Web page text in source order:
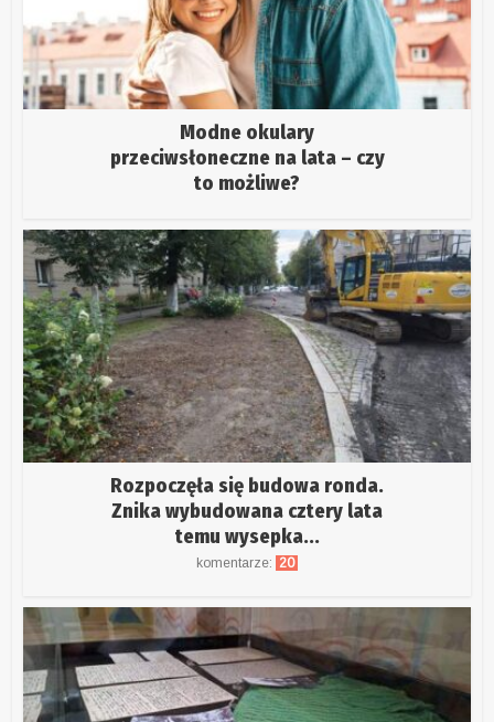
Modne okulary
przeciwsłoneczne na lata – czy
to możliwe?
Rozpoczęła się budowa ronda.
Znika wybudowana cztery lata
temu wysepka...
komentarze: 20